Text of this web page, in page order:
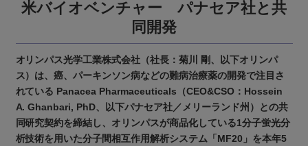
米バイオベンチャー パナセア社と共
同開発
オリンパス光学工業株式会社（社長：菊川 剛、以下オリンパ
ス）は、癌、パーキンソン病などの難病治療薬の開発で注目さ
れている Panacea Pharmaceuticals（CEO&CSO：Hossein
A. Ghanbari, PhD、以下パナセア社／メリーランド州）との共
同研究契約を締結し、オリンパスが商品化している1分子蛍光分
析技術を用いた分子間相互作用解析システム「MF20」を本年5